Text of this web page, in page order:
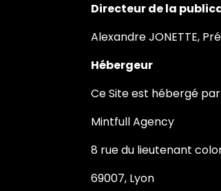
Directeur de la
Alexandre JONETTE,
Hébergeur
Ce Site est hébergé par
Mintfull Agency
8 rue du lieutenant
69007, Lyon